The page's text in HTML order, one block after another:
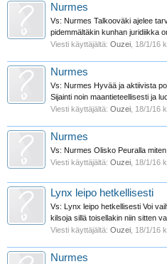
Nurmes
Vs: Nurmes Talkooväki ajelee
pidemmältäkin kunhan juridiikka
Viesti käyttäjältä: Ouzei 18/1/16
Nurmes
Vs: Nurmes Hyvää ja aktiivista
Sijainti noin maantieteellisesti ja
Viesti käyttäjältä: Ouzei 18/1/16
Nurmes
Vs: Nurmes Olisko Peuralla
Viesti käyttäjältä: Ouzei 18/1/16
Lynx leipo hetkellisesti
Vs: Lynx leipo hetkellisesti Voi
kilsoja sillä toisellakin niin sitten
Viesti käyttäjältä: Ouzei 18/1/16
Nurmes